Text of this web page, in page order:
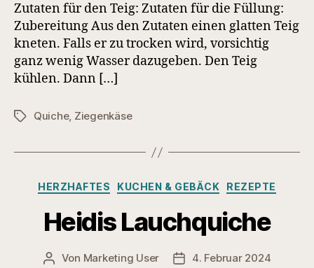
Zutaten für den Teig: Zutaten für die Füllung:
Zubereitung Aus den Zutaten einen glatten Teig
kneten. Falls er zu trocken wird, vorsichtig
ganz wenig Wasser dazugeben. Den Teig
kühlen. Dann […]
Schlagwörter
Quiche, Ziegenkäse
Kategorien
HERZHAFTES KUCHEN & GEBÄCK REZEPTE
Heidis Lauchquiche
Beitragsautor
Von Marketing User Veröffentlichungsdatum
4. Februar 2024